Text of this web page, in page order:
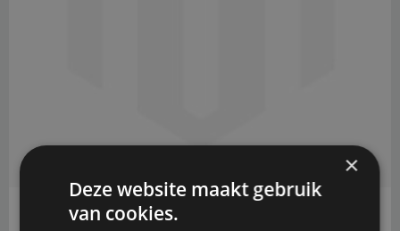
×
Deze website maakt gebruik
van cookies.